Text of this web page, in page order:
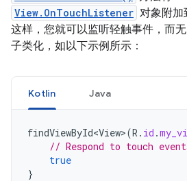
View.OnTouchListener 对象附加
这样，您就可以监听轻触事件，而
子类化，如以下示例所示：
Kotlin Java
findViewById<View>(R . id .
// Respond to touch
true
}